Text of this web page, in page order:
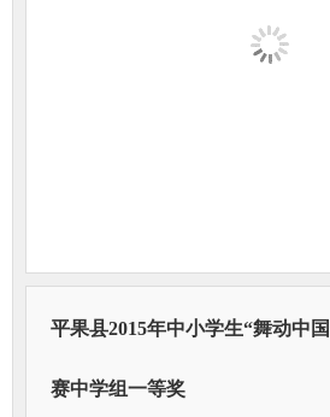
平果县2015年中小学生“舞动中
赛中学组一等奖